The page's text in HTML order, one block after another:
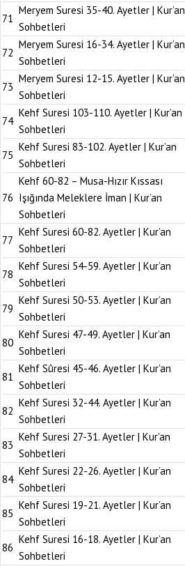
71
Meryem Suresi 35-40. Ayetler | Kur’an
Sohbetleri
72
Meryem Suresi 16-34. Ayetler | Kur’an
Sohbetleri
73
Meryem Suresi 12-15. Ayetler | Kur’an
Sohbetleri
74
Kehf Suresi 103-110. Ayetler | Kur’an
Sohbetleri
75
Kehf Suresi 83-102. Ayetler | Kur’an
Sohbetleri
76
Kehf 60-82 – Musa-Hızır Kıssası
Işığında Meleklere İman | Kur’an
Sohbetleri
77
Kehf Suresi 60-82. Ayetler | Kur’an
Sohbetleri
78
Kehf Suresi 54-59. Ayetler | Kur’an
Sohbetleri
79
Kehf Suresi 50-53. Ayetler | Kur’an
Sohbetleri
80
Kehf Suresi 47-49. Ayetler | Kur’an
Sohbetleri
81
Kehf Sûresi 45-46. Ayetler | Kur’an
Sohbetleri
82
Kehf Suresi 32-44. Ayetler | Kur’an
Sohbetleri
83
Kehf Suresi 27-31. Ayetler | Kur’an
Sohbetleri
84
Kehf Suresi 22-26. Ayetler | Kur’an
Sohbetleri
85
Kehf Suresi 19-21. Ayetler | Kur’an
Sohbetleri
86
Kehf Suresi 16-18. Ayetler | Kur’an
Sohbetleri